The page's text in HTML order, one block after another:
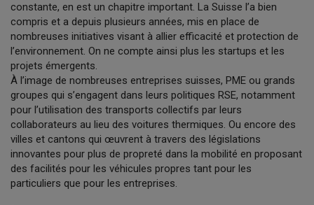
constante, en est un chapitre important. La Suisse l’a bien
compris et a depuis plusieurs années, mis en place de
nombreuses initiatives visant à allier efficacité et protection de
l’environnement. On ne compte ainsi plus les startups et les
projets émergents.
À l’image de nombreuses entreprises suisses, PME ou grands
groupes qui s’engagent dans leurs politiques RSE, notamment
pour l’utilisation des transports collectifs par leurs
collaborateurs au lieu des voitures thermiques. Ou encore des
villes et cantons qui œuvrent à travers des législations
innovantes pour plus de propreté dans la mobilité en proposant
des facilités pour les véhicules propres tant pour les
particuliers que pour les entreprises.